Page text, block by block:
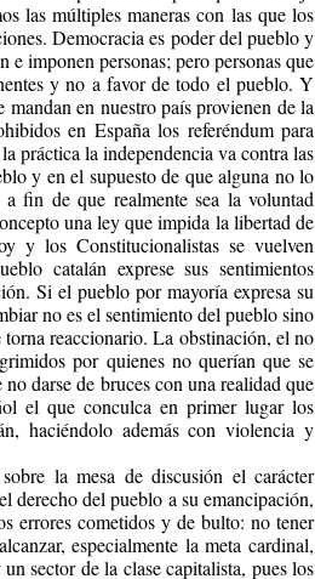
las múltiples maneras con las que los
Democracia es poder del pueblo y
e imponen personas; pero personas que
y no a favor de todo el pueblo. Y
mandan en nuestro país provienen de la
en España los referéndum para
práctica la independencia va contra las
y en el supuesto de que alguna no lo
fin de que realmente sea la voluntad
una ley que impida la libertad de
y los Constitucionalistas se vuelven
catalán exprese sus sentimientos
Si el pueblo por mayoría expresa su
no es el sentimiento del pueblo sino
reaccionario. La obstinación, el no
por quienes no querían que se
darse de bruces con una realidad que
el que conculca en primer lugar los
haciéndolo además con violencia y
la mesa de discusión el carácter
derecho del pueblo a su emancipación,
errores cometidos y de bulto: no tener
especialmente la meta cardinal,
sector de la clase capitalista, pues los